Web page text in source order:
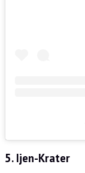
5. Ijen-Krater